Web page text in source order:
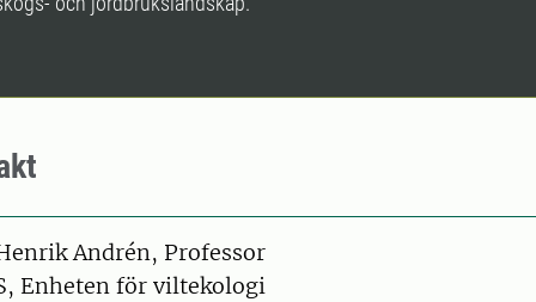
Andrén, Professor
Enheten för viltekologi